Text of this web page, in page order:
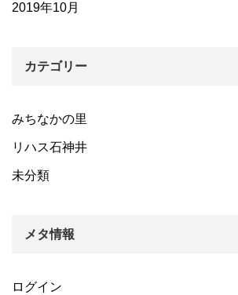
2019年10月
カテゴリー
みちなかの里
リハス石神井
未分類
メタ情報
ログイン